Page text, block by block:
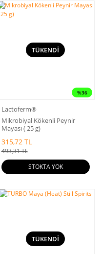
%36
TÜKENDİ
Lactoferm®
Mikrobiyal Kökenli Peynir
Mayası ( 25 g)
315,72 TL
493,31 TL
STOKTA YOK
TÜKENDİ